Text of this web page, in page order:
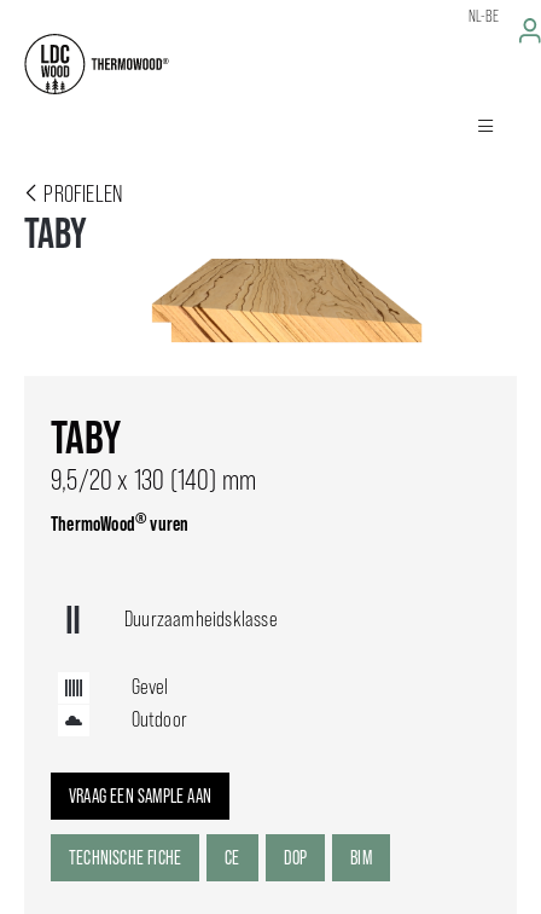
NL-BE
PROFIELEN
TABY
TABY
9,5/20 x 130 (140) mm
ThermoWood®vuren
Duurzaamheidsklasse
Gevel
Outdoor
VRAAG EEN SAMPLE AAN
TECHNISCHE FICHE CE DOP BIM